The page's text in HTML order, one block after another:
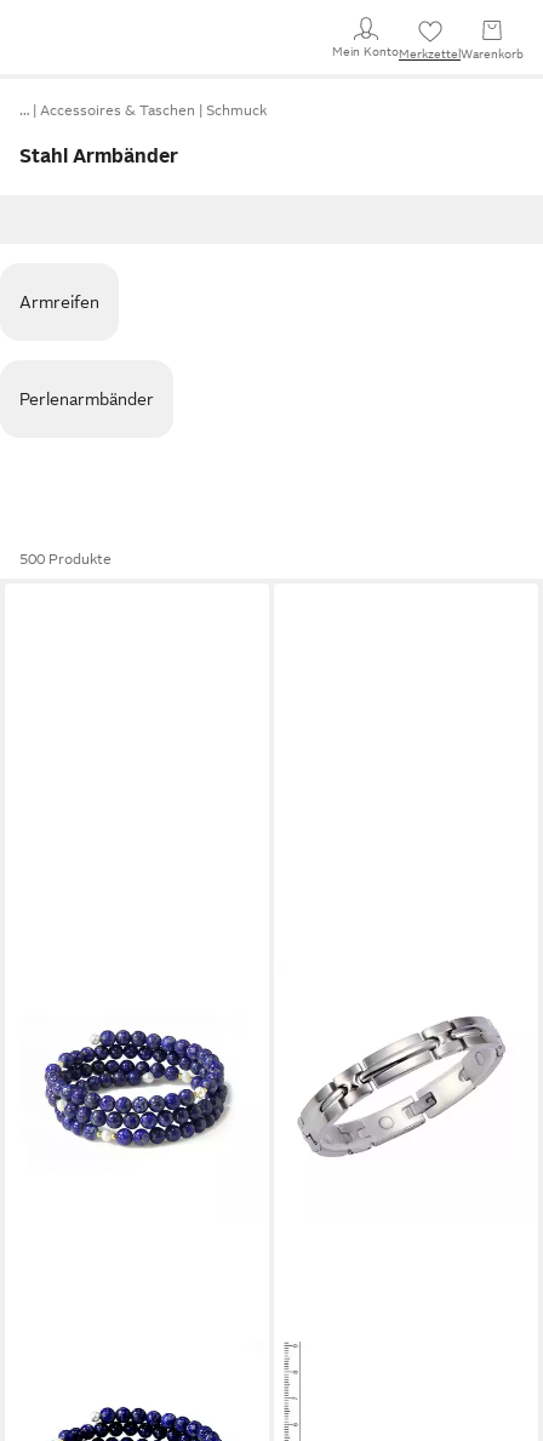
Mein KontoMerkzettel Warenkorb
… Accessoires & Taschen Schmuck
Stahl Armbänder
Armreifen
Perlenarmbänder
500 Produkte